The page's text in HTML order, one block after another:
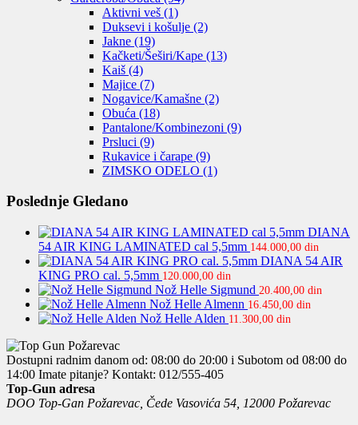
Aktivni veš (1)
Duksevi i košulje (2)
Jakne (19)
Kačketi/Šeširi/Kape (13)
Kaiš (4)
Majice (7)
Nogavice/Kamašne (2)
Obuća (18)
Pantalone/Kombinezoni (9)
Prsluci (9)
Rukavice i čarape (9)
ZIMSKO ODELO (1)
Poslednje Gledano
DIANA
54 AIR KING LAMINATED cal 5,5mm 144.000,00 din
DIANA 54 AIR
KING PRO cal. 5,5mm 120.000,00 din
Nož Helle Sigmund 20.400,00 din
Nož Helle Almenn 16.450,00 din
Nož Helle Alden 11.300,00 din
Dostupni radnim danom od: 08:00 do 20:00 i Subotom od 08:00 do
14:00 Imate pitanje? Kontakt: 012/555-405
Top-Gun adresa
DOO Top-Gan Požarevac, Čede Vasovića 54, 12000 Požarevac